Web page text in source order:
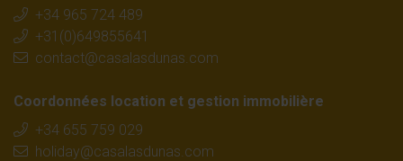
+34 965 724 489
+31(0)649855641
contact@casalasdunas.com
Coordonnées location et gestion immobilière
+34 655 759 029
holiday@casalasdunas.com